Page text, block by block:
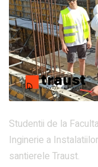
Studentii de la
Inginerie a
santierele Traust.